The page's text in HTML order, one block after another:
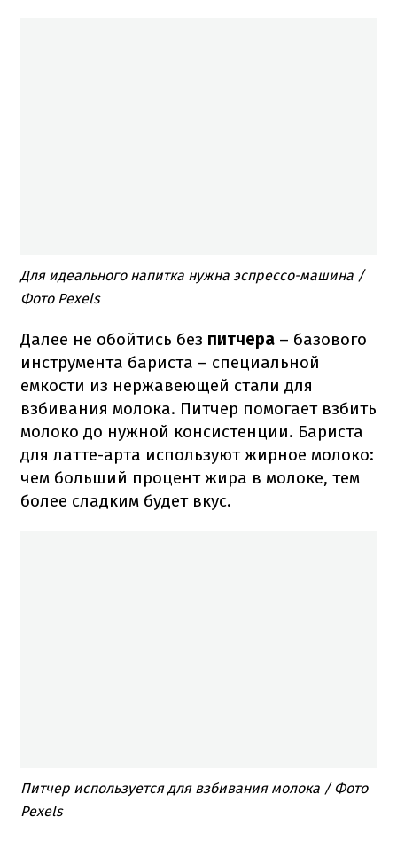
Для идеального напитка нужна эспрессо-машина /
Фото Pexels
Далее не обойтись без питчера – базового
инструмента бариста – специальной
емкости из нержавеющей стали для
взбивания молока. Питчер помогает взбить
молоко до нужной консистенции. Бариста
для латте-арта используют жирное молоко:
чем больший процент жира в молоке, тем
более сладким будет вкус.
Питчер используется для взбивания молока / Фото
Pexels